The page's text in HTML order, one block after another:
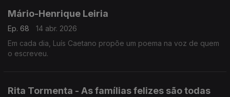
Mário-Henrique Leiria
Ep. 68
14 abr. 2026
Em cada dia, Luís Caetano propõe um poema na voz de quem
o escreveu.
Rita Tormenta - As famílias felizes são todas